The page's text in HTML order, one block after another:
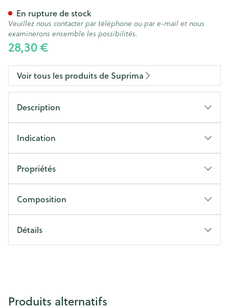
28,30 €
En rupture de stock
Veuillez nous contacter par téléphone ou par e-mail et nous
examinerons ensemble les possibilités.
Voir tous les produits de Suprima
Description
Indication
Propriétés
Composition
Détails
Produits alternatifs